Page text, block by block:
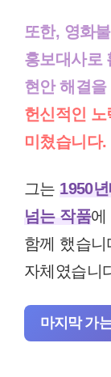
또한, 영화
홍보대사로
현안 해결
헌신적인
미쳤습니다.
그는 1950
넘는 작품에
함께 했습
자체였습니
마지막 가